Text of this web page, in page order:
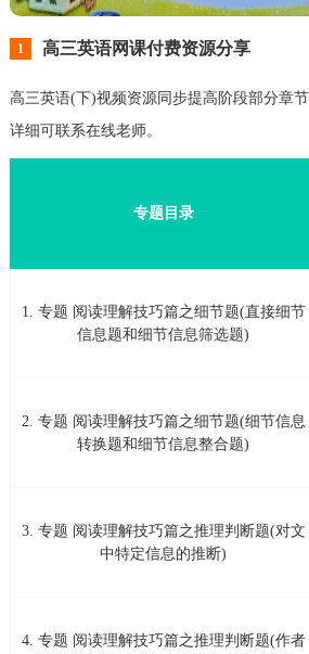
1 高三英语网课付费资源分享
高三英语(下)视频资源同步提高阶段部分章
详细可联系在线老师。
专题目录
1. 专题 阅读理解技巧篇之细节题(直接细节
信息题和细节信息筛选题)
2. 专题 阅读理解技巧篇之细节题(细节信息
转换题和细节信息整合题)
3. 专题 阅读理解技巧篇之推理判断题(对文
中特定信息的推断)
4. 专题 阅读理解技巧篇之推理判断题(作者